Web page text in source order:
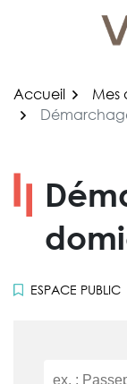
Accueil
Mes
ESPACE PUBLIC